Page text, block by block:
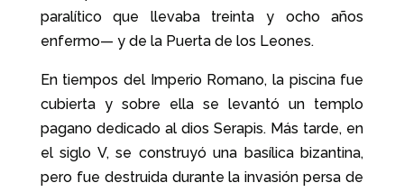
paralítico que llevaba treinta y ocho años
enfermo— y de la Puerta de los Leones.
En tiempos del Imperio Romano, la piscina fue
cubierta y sobre ella se levantó un templo
pagano dedicado al dios Serapis. Más tarde, en
el siglo V, se construyó una basílica bizantina,
pero fue destruida durante la invasión persa de